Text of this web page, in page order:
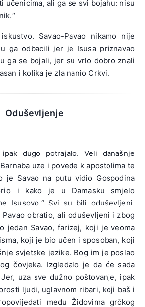
učenicima, ali ga se svi bojahu: nisu
Savao-Pavao nikamo nije
ga odbacili jer je Isusa priznavao
ga se bojali, jer su vrlo dobro znali
i kolika je zla nanio Crkvi.
Oduševljenje
dugo potrajalo. Veli današnje
uze i povede k apostolima te
je Savao na putu vidio Gospodina
i kako je u Damasku smjelo
Isusovo.“ Svi su bili oduševljeni.
obratio, ali oduševljeni i zbog
jedan Savao, farizej, koji je veoma
koji je bio učen i sposoban, koji
svjetske jezike. Bog im je poslao
čovjeka. Izgledalo je da će sada
uza sve dužno poštovanje, ipak
ljudi, uglavnom ribari, koji baš i
među Židovima grčkog